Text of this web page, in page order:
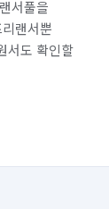
서풀을
랜서뿐
서도 확인할